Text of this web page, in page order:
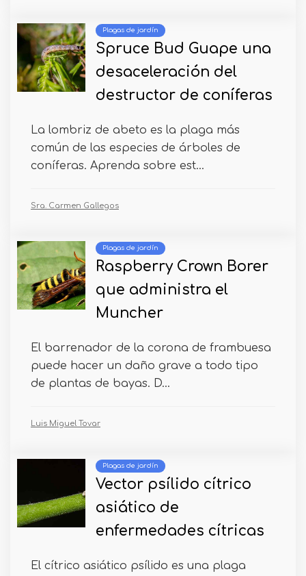
Plagas de jardín
Spruce Bud Guape una
desaceleración del
destructor de coníferas
La lombriz de abeto es la plaga más
común de las especies de árboles de
coníferas. Aprenda sobre est...
Sra. Carmen Gallegos
Plagas de jardín
Raspberry Crown Borer
que administra el
Muncher
El barrenador de la corona de frambuesa
puede hacer un daño grave a todo tipo
de plantas de bayas. D...
Luis Miguel Tovar
Plagas de jardín
Vector psílido cítrico
asiático de
enfermedades cítricas
El cítrico asiático psílido es una plaga